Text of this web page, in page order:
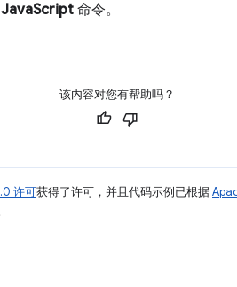
命令。
该内容对您有帮助吗？
许可获得了许可，并且代码示例已根据